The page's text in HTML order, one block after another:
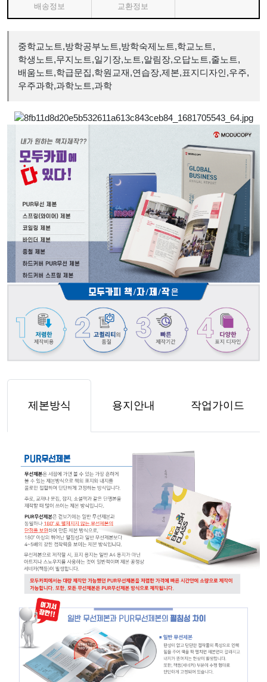
배송정보 교환정보
중학교노트,방학공부노트,방학숙제노트,학교노트,
학생노트,무지노트,일기장,노트,알림장,오답노트,줄노트,
배움노트,학급문집,학원교재,연습장,제본,표지디자인,우주,
우주과학,과학노트,과학
제본방식 용지안내 작업가이드